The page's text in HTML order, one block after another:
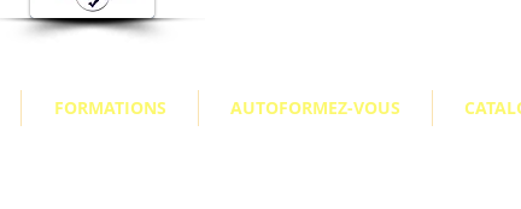
FORMATIONS AUTOFORMEZ-VOUS